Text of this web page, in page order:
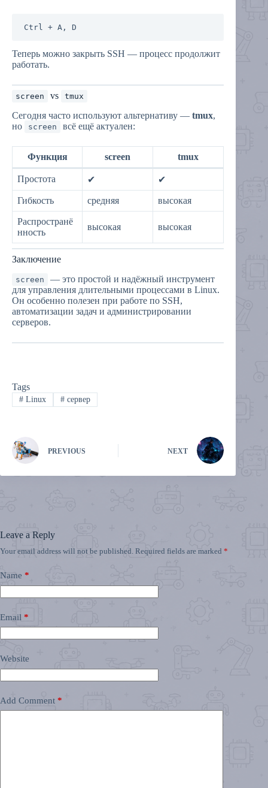
Теперь можно закрыть SSH — процесс продолжит
работать.
screen vs tmux
Сегодня часто используют альтернативу — tmux,
но
screen всё ещё актуален:
Функция screen tmux
Простота ✔ ✔
Гибкость средняя высокая
Распространё
нность
высокая высокая
Заключение
screen
— это простой и надёжный инструмент
для управления длительными процессами в Linux.
Он особенно полезен при работе по SSH,
автоматизации задач и администрировании
серверов.
Tags
#Linux #сервер
PREVIOUS NEXT
Leave a Reply
Your email address will not be published. Required fields are marked *
Name *
Email *
Website
Add Comment *